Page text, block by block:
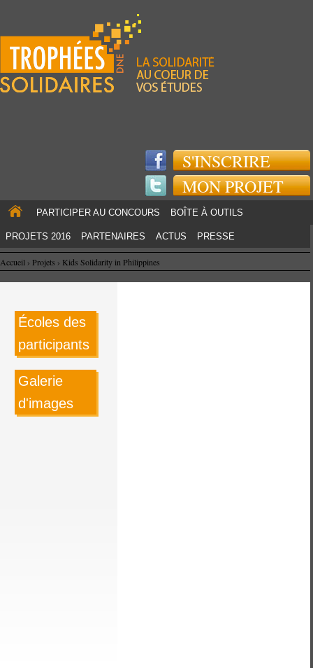
S'INSCRIRE
MON PROJET
PARTICIPER AU CONCOURS BOÎTE À OUTILS
PROJETS 2016 PARTENAIRES ACTUS PRESSE
Accueil › Projets › Kids Solidarity in Philippines
Écoles des
participants
Galerie
d'images